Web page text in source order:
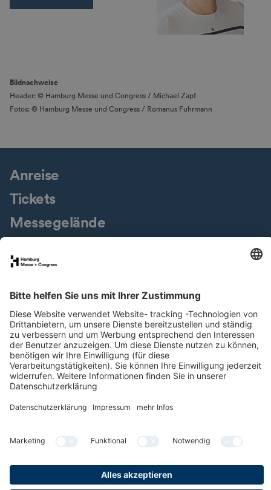
Bildnachweise
Header: © Hamburg Messe und Congress / Michael Zapf
Fotos: © Hamburg Messe und Congress / Romanus Fuhrmann
Anreise
Tickets
Messegelände
Presseservice
Downloads
Jobs & Karriere
Nachhaltigkeit
Newsletter
LinkedIn
XINGInstagram
YouTube
Facebook
Barrierefreiheit
Compliance